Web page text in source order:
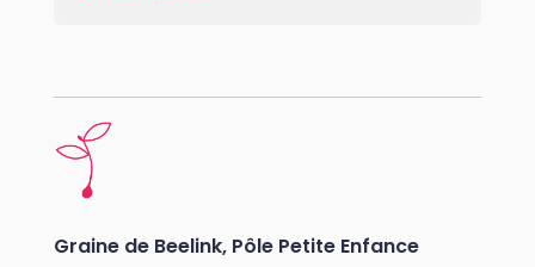
Graine de Beelink, Pôle Petite Enfance